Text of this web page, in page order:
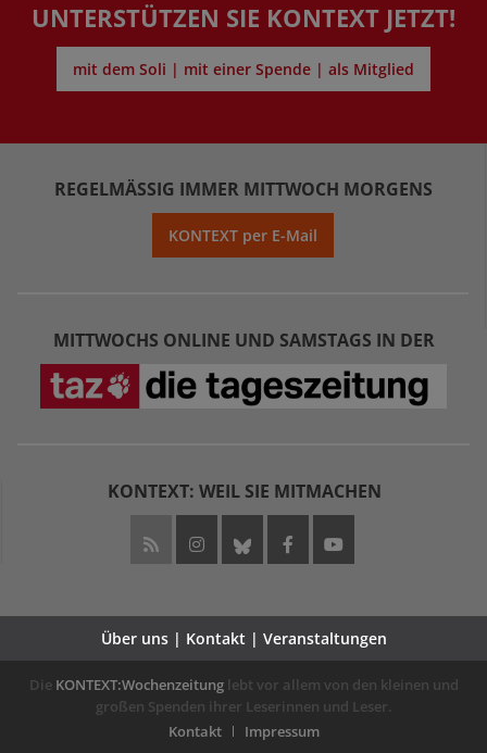
UNTERSTÜTZEN SIE KONTEXT JETZT!
mit dem Soli | mit einer Spende | als Mitglied
REGELMÄSSIG IMMER MITTWOCH MORGENS
KONTEXT per E-Mail
MITTWOCHS ONLINE UND SAMSTAGS IN DER
KONTEXT: WEIL SIE MITMACHEN
Über uns | Kontakt | Veranstaltungen
Die KONTEXT:Wochenzeitunglebt vor allem von den kleinen und
großen Spenden ihrer Leserinnen und Leser.
Kontakt
Impressum